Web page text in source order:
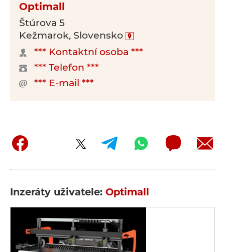
Optimall
Štúrova 5
Kežmarok, Slovensko
*** Kontaktní osoba ***
*** Telefon ***
*** E-mail ***
Inzeráty uživatele: Optimall